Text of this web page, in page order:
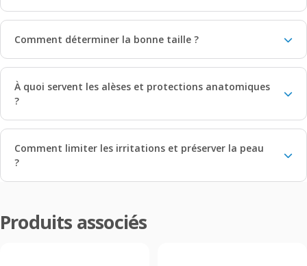
Comment déterminer la bonne taille ?
À quoi servent les alèses et protections anatomiques
?
Comment limiter les irritations et préserver la peau
?
Produits associés